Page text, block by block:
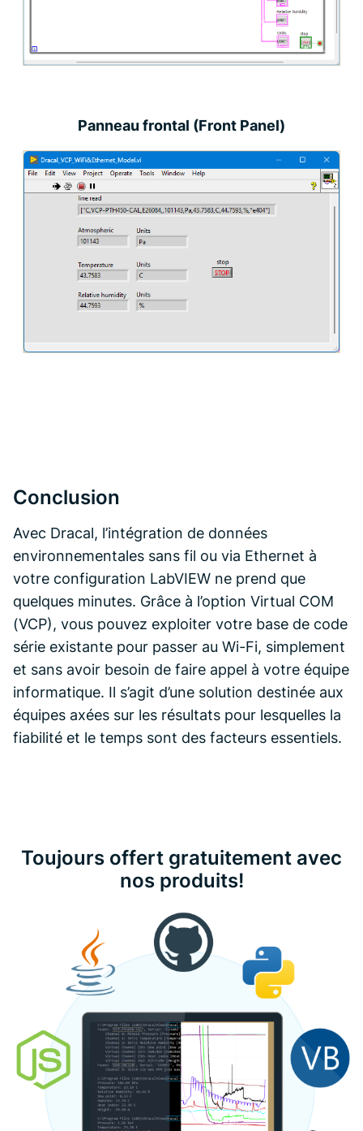
Panneau frontal (Front Panel)
Conclusion
Avec Dracal, l’intégration de données
environnementales sans fil ou via Ethernet à
votre configuration LabVIEW ne prend que
quelques minutes. Grâce à l’option Virtual COM
(VCP), vous pouvez exploiter votre base de code
série existante pour passer au Wi-Fi, simplement
et sans avoir besoin de faire appel à votre équipe
informatique. Il s’agit d’une solution destinée aux
équipes axées sur les résultats pour lesquelles la
fiabilité et le temps sont des facteurs essentiels.
Toujours offert gratuitement avec
nos produits!